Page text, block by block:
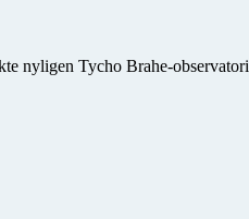
nyligen Tycho Brahe-